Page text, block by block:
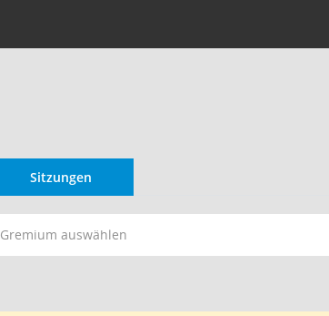
Sitzungen
Gremium auswählen